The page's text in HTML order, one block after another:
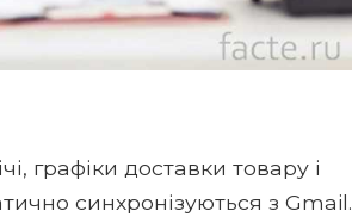
графіки доставки товару і
синхронізуються з Gmail.